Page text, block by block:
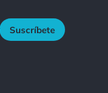
Suscríbete